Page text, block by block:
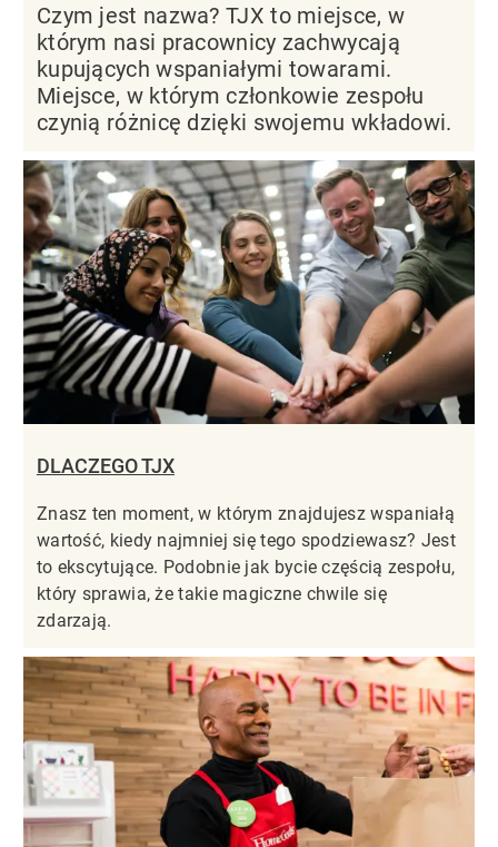
Czym jest nazwa? TJX to miejsce, w
którym nasi pracownicy zachwycają
kupujących wspaniałymi towarami.
Miejsce, w którym członkowie zespołu
czynią różnicę dzięki swojemu wkładowi.
DLACZEGO TJX
Znasz ten moment, w którym znajdujesz wspaniałą
wartość, kiedy najmniej się tego spodziewasz? Jest
to ekscytujące. Podobnie jak bycie częścią zespołu,
który sprawia, że takie magiczne chwile się
zdarzają.